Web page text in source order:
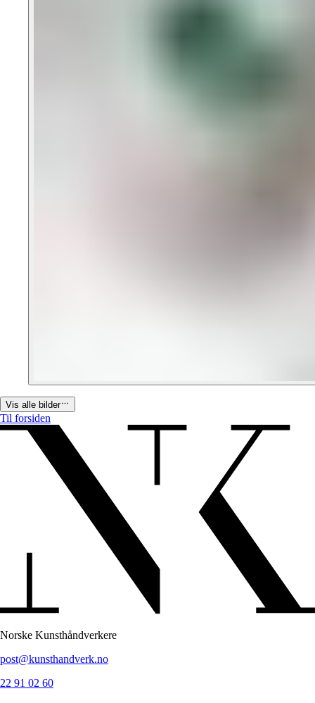
Vis alle bilder
Til forsiden
Norske Kunsthåndverkere
post@kunsthandverk.no
22 91 02 60